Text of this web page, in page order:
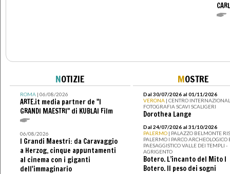
NOTIZIE
ROMA| 06/08/2026
ARTE.it media partner de "I
GRANDI MAESTRI" di KUBLAI Film
06/08/2026
I Grandi Maestri: da Caravaggio
a Herzog, cinque appuntamenti
al cinema con i giganti
dell'immaginario
MOSTRE
Dal 30/07/2026 al 01/11/2026
VERONA | CENTRO
FOTOGRAFIA SCAVI SCALIGERI
Dorothea Lange
Dal 24/07/2026 al 31/10/2026
PALERMO | PALAZZO BELMONTE
PALERMO I PARCO ARCHEOLOGICO
PAESAGGISTICO VALLE DEI TEMPLI -
AGRIGENTO
Botero. L’incanto del Mito I
Botero. Il peso dei sogni